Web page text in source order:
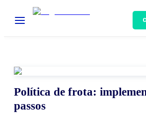
Política de frota:
passos